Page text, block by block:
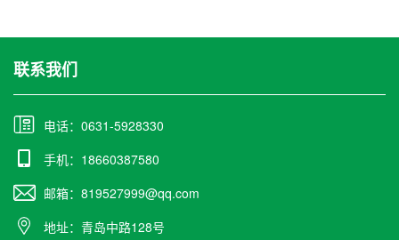
联系我们
电话：0631-5928330
手机：18660387580
邮箱：819527999@qq.com
地址：青岛中路128号